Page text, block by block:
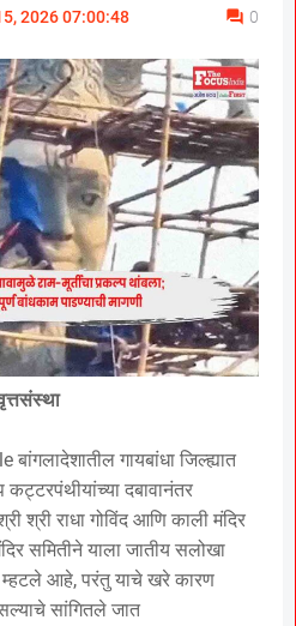
2026 07:00:48 0
गायबांधा जिल्ह्यात
दबावानंतर
श्री राधा गोविंद आणि काली मंदिर
समितीने याला जातीय सलोखा
म्हटले आहे, परंतु याचे खरे कारण
सांगितले जात